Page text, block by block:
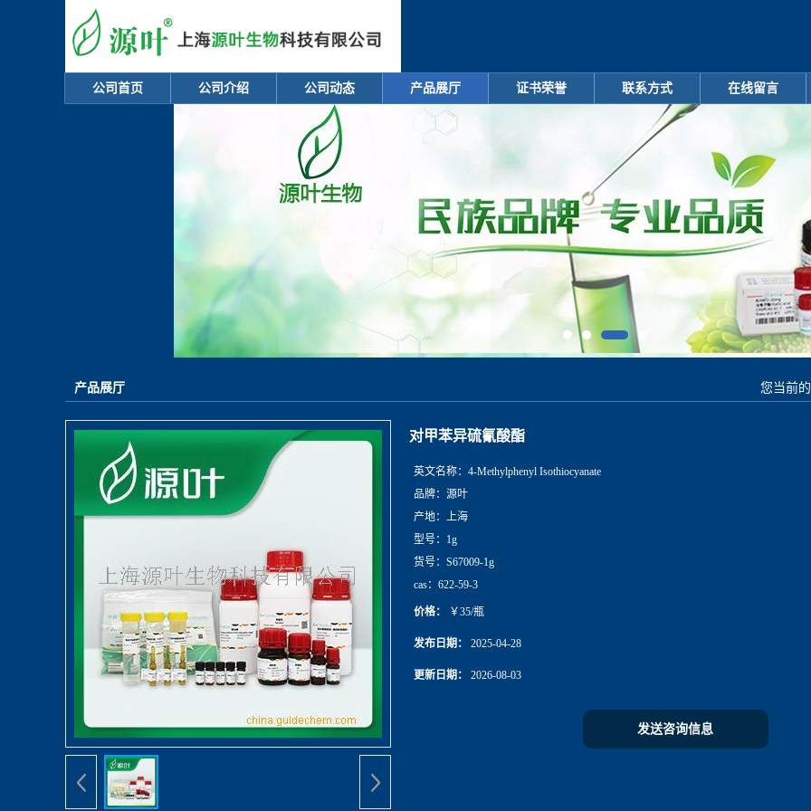
公司首页 公司介绍 公司动态 产品展厅 证书荣誉 联系方式 在线留言
产品展厅 您当前
对甲苯异硫氰酸酯
英文名称： 4-Methylphenyl Isothiocyanate
品牌： 源叶
产地： 上海
型号： 1g
货号： S67009-1g
cas： 622-59-3
价格： ￥35/瓶
发布日期： 2025-04-28
更新日期： 2026-08-03
发送咨询信息